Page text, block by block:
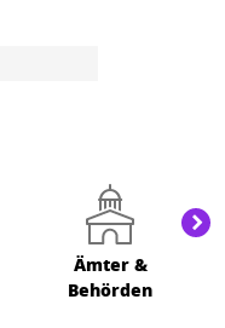
Ämter &
Behörden